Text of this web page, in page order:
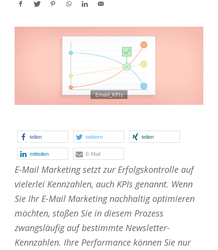
Email_KPIs
teilen twittern teilen
mitteilen E-Mail
E-Mail Marketing setzt zur Erfolgskontrolle auf
vielerlei Kennzahlen, auch KPIs genannt. Wenn
Sie Ihr E-Mail Marketing nachhaltig optimieren
möchten, stoßen Sie in diesem Prozess
zwangsläufig auf bestimmte Newsletter-
Kennzahlen. Ihre Performance können Sie nur